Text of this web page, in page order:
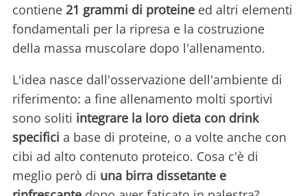
contiene 21 grammi di proteine ed altri elementi
fondamentali per la ripresa e la costruzione
della massa muscolare dopo l'allenamento.
L'idea nasce dall'osservazione dell'ambiente di
riferimento: a fine allenamento molti sportivi
sono soliti integrare la loro dieta con drink
specifici a base di proteine, o a volte anche con
cibi ad alto contenuto proteico. Cosa c'è di
meglio però di una birra dissetante e